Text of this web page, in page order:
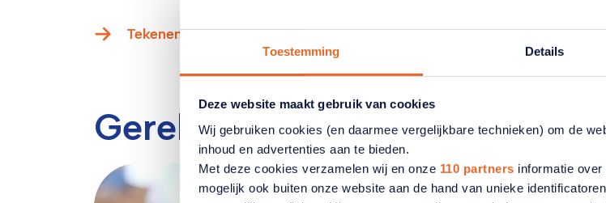
Toestemming Details
Deze website maakt gebruik van cookies
Wij gebruiken cookies (en daarmee vergelijkbare technieken) om de
inhoud en advertenties aan te bieden.
Met deze cookies verzamelen wij en onze 110 partners informatie over
mogelijk ook buiten onze website aan de hand van unieke
Tekenen kan hier
Gerelateerde artikelen